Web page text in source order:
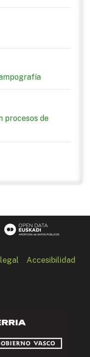
procesos de
Accesibilidad